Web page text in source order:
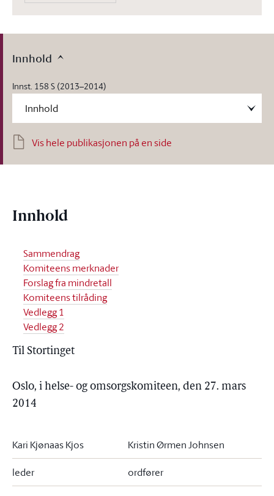
Innhold
Innst. 158 S (2013–2014)
Vis hele publikasjonen på en side
Innhold
Sammendrag
Komiteens merknader
Forslag fra mindretall
Komiteens tilråding
Vedlegg 1
Vedlegg 2
Til Stortinget
Oslo, i helse- og omsorgskomiteen, den 27. mars
2014
Kari Kjønaas Kjos Kristin Ørmen Johnsen
leder ordfører